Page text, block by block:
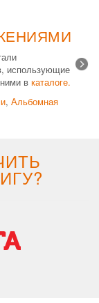
использующие
в каталоге.
, Альбомная